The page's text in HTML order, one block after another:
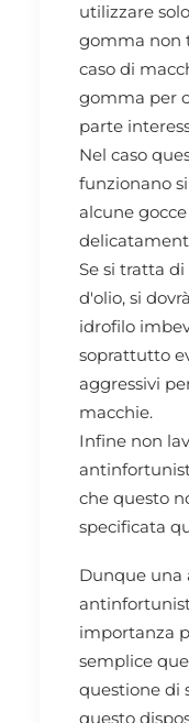
utilizzare
gomma non
caso di
gomma per
parte
Nel caso
funzionano
alcune
Se si tratta
d'olio, si
idrofilo
soprattutto
aggressivi
macchie.
Infine non
che questo
specificata
Dunque una
importanza
semplice
questione di
questo